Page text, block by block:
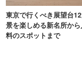
東京で行くべき展望台
景を楽しめる新名所か
料のスポットまで